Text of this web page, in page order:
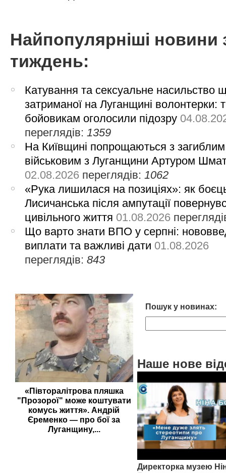
Найпопулярніші новини
тиждень:
Катування та сексуальне насильство
затриманої на Луганщині волонтерки:
бойовикам оголосили підозру
переглядів: 1359
На Київщині попрощаються з загиблим
військовим з Луганщини Артуром
02.08.2026 переглядів: 1062
«Рука лишилася на позиціях»: як
Лисичанська після ампутації
цивільного життя 01.08.2026
Що варто знати ВПО у серпні:
виплати та важливі дати 01.08.2026
переглядів:843
«Півторалітрова пляшка
"Прозорої" може коштувати
комусь життя». Андрій
Єременко — про бої за
Луганщину,...
Пошук у новинах:
Наше нове
Директорка музею